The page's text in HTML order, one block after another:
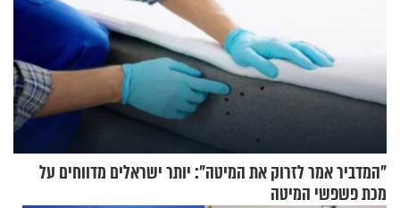
"המדביר אמר לזרוק את המיטה": יותר ישראלים מדווחים על
מכת פשפשי המיטה